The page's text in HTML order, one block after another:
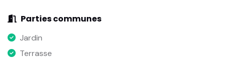
Parties communes
Jardin
Terrasse